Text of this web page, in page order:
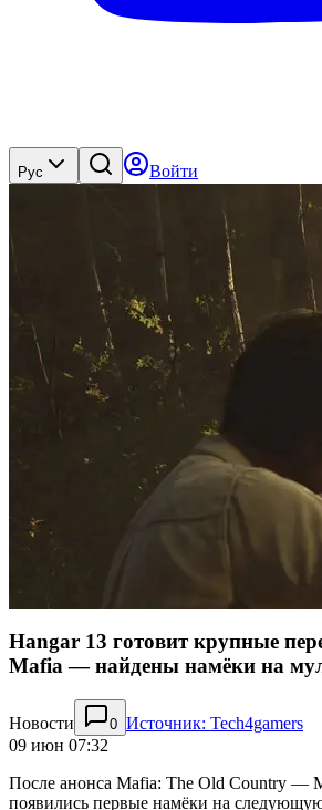
Рус Войти
Hangar 13 готовит крупные
Mafia — найдены намёки на
Новости 0 Источник: Tech4gamers
09 июн 07:32
После анонса Mafia: The Old Country —
появились первые намёки на